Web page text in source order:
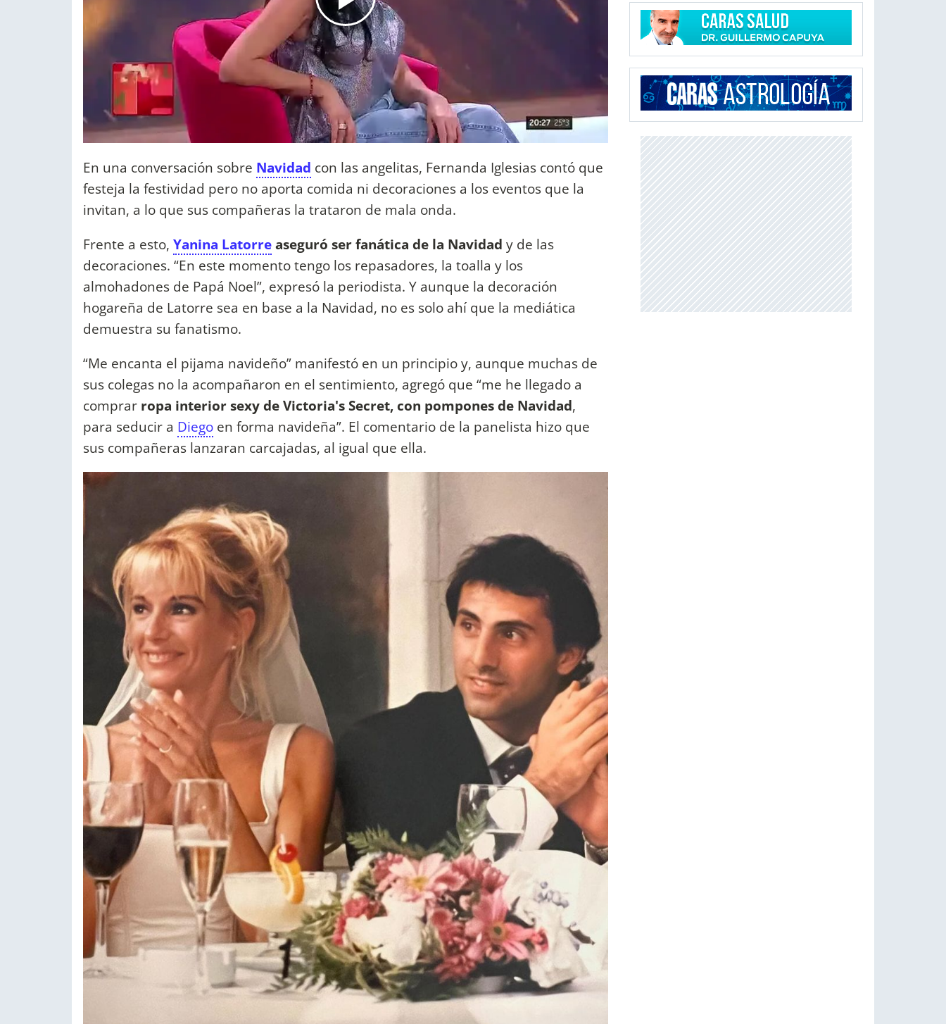
En una conversación sobre Navidad con las angelitas, Fernanda Iglesias contó que
festeja la festividad pero no aporta comida ni decoraciones a los eventos que la
invitan, a lo que sus compañeras la trataron de mala onda.
Frente a esto, Yanina Latorreaseguró ser fanática de la Navidad y de las
decoraciones. “En este momento tengo los repasadores, la toalla y los
almohadones de Papá Noel”, expresó la periodista. Y aunque la decoración
hogareña de Latorre sea en base a la Navidad, no es solo ahí que la mediática
demuestra su fanatismo.
“Me encanta el pijama navideño” manifestó en un principio y, aunque muchas de
sus colegas no la acompañaron en el sentimiento, agregó que “me he llegado a
comprar ropa interior sexy de Victoria's Secret, con pompones de Navidad,
para seducir a Diego en forma navideña”. El comentario de la panelista hizo que
sus compañeras lanzaran carcajadas, al igual que ella.